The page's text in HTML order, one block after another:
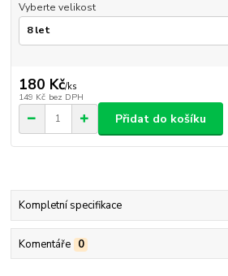
Vyberte velikost
180 Kč/ks
149 Kč bez DPH
Přidat do košíku
Kompletní specifikace
Komentáře 0